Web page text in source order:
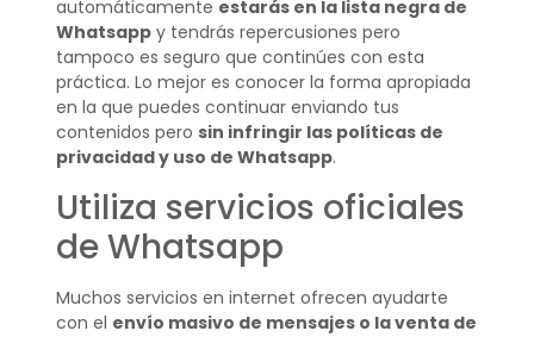
automáticamente estarás en la lista negra de
Whatsappy tendrás repercusiones pero
tampoco es seguro que continúes con esta
práctica. Lo mejor es conocer la forma apropiada
en la que puedes continuar enviando tus
contenidos pero sin infringir las políticas de
privacidad y uso de Whatsapp.
Utiliza servicios oficiales
de Whatsapp
Muchos servicios en internet ofrecen ayudarte
con el envío masivo de mensajes o la venta de